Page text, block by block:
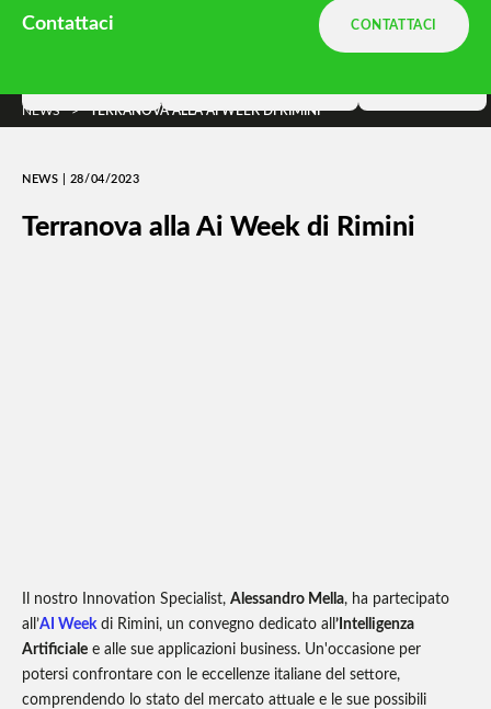
Ambiente.it è una divisione
e parte diDNA Ambiente
Contattaci CONTATTACI
NEWS > TERRANOVA ALLA AI WEEK DI RIMINI
NEWS | 28/04/2023
Terranova alla Ai Week di Rimini
Il nostro Innovation Specialist, Alessandro Mella, ha partecipato
all’AI Week di Rimini, un convegno dedicato all ’Intelligenza
Artificiale e alle sue applicazioni business. Un'occasione per
potersi confrontare con le eccellenze italiane del settore,
comprendendo lo stato del mercato attuale e le sue possibili